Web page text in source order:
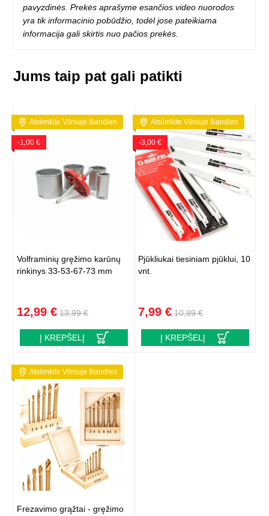
pavyzdinės. Prekės aprašyme esančios video nuorodos
yra tik informacinio pobūdžio, todėl jose pateikiama
informacija gali skirtis nuo pačios prekės.
Jums taip pat gali patikti
Atsiimkite Vilniuje šiandien
-1,00 €
Volframinių gręžimo karūnų
rinkinys 33-53-67-73 mm
12,99 € 13,99 €
Į KREPŠELĮ
Atsiimkite Vilniuje šiandien
-3,00 €
Pjūkliukai tiesiniam pjūklui, 10
vnt.
7,99 € 10,99 €
Į KREPŠELĮ
Atsiimkite Vilniuje šiandien
Frezavimo grąžtai - gręžimo